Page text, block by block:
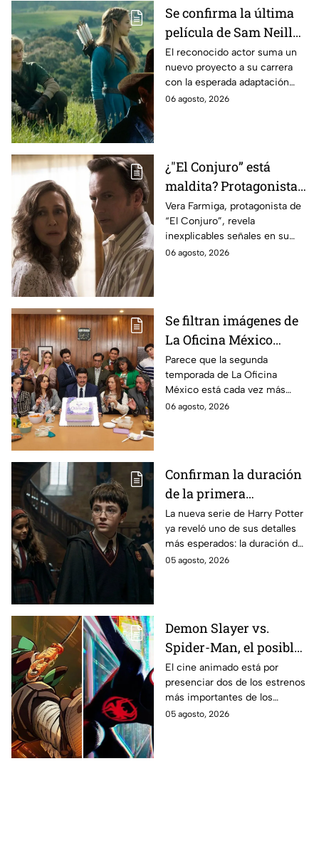
Se confirma la última
película de Sam Neill
antes de morir: esto es
lo que se sabe hasta
ahora
El reconocido actor suma un
nuevo proyecto a su carrera
con la esperada adaptación
cinematográfica del popular
06 agosto, 2026
¿"El Conjuro” está
maldita? Protagonista
revela INQUIETANTES
señales en su cuerpo
durante la grabación de
la película
Vera Farmiga, protagonista de
“El Conjuro”, revela
inexplicables señales en su
cuerpo durante el rodaje de la
06 agosto, 2026
Se filtran imágenes de
La Oficina México
temporada 2 y un
detalle desata teorías
entre los fans
Parece que la segunda
temporada de La Oficina
México está cada vez más
cerca, pues el elenco ya se
06 agosto, 2026
Confirman la duración
de la primera
temporada de Harry
Potter y emocionará a
los fans de los libros
La nueva serie de Harry Potter
ya reveló uno de sus detalles
más esperados: la duración de
la primera temporada basada
05 agosto, 2026
Demon Slayer vs.
Spider-Man, el posible
gran enfrentamiento
en taquilla del 2027
El cine animado está por
presenciar dos de los estrenos
más importantes de los
últimos años.
05 agosto, 2026